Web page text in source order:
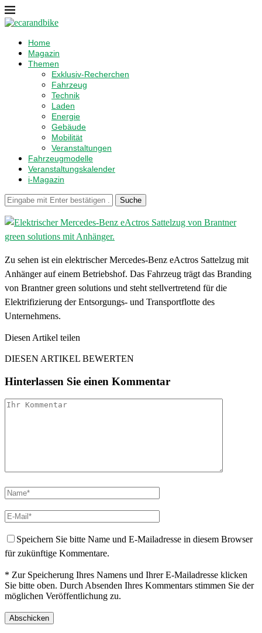
Home
Magazin
Themen
Exklusiv-Recherchen
Fahrzeug
Technik
Laden
Energie
Gebäude
Mobilität
Veranstaltungen
Fahrzeugmodelle
Veranstaltungskalender
i-Magazin
Suche
Zu sehen ist ein elektrischer Mercedes-Benz eActros Sattelzug mit
Anhänger auf einem Betriebshof. Das Fahrzeug trägt das Branding
von Brantner green solutions und steht stellvertretend für die
Elektrifizierung der Entsorgungs- und Transportflotte des
Unternehmens.
Diesen Artikel teilen
DIESEN ARTIKEL BEWERTEN
Hinterlassen Sie einen Kommentar
Speichern Sie bitte Name und E-Mailadresse in diesem Browser
für zukünftige Kommentare.
* Zur Speicherung Ihres Namens und Ihrer E-Mailadresse klicken
Sie bitte oben. Durch Absenden Ihres Kommentars stimmen Sie der
möglichen Veröffentlichung zu.